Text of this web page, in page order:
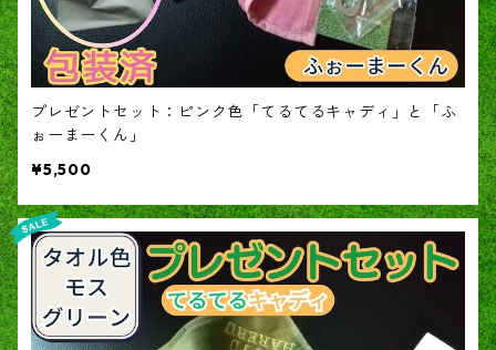
プレゼントセット：ピンク色「てるてるキャディ」と「ふ
ぉーまーくん」
¥5,500